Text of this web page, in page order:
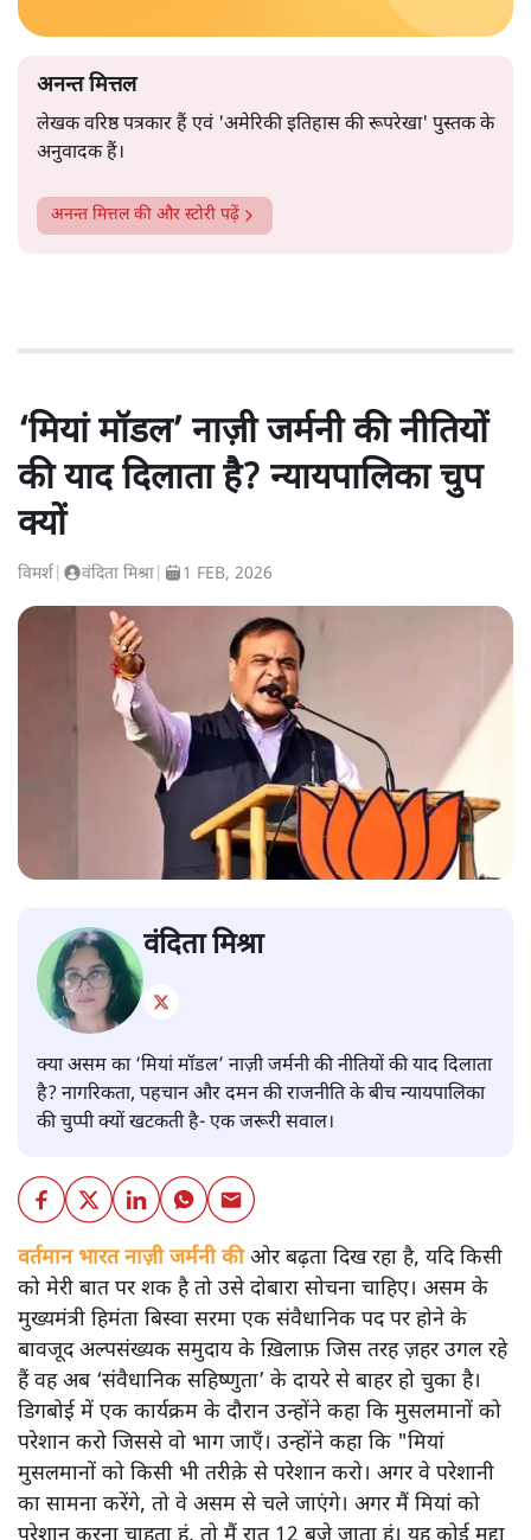
अनन्त मित्तल
लेखक वरिष्ठ पत्रकार हैं एवं 'अमेरिकी इतिहास की रूपरेखा' पुस्तक के
अनुवादक हैं।
अनन्त मित्तलकी और स्टोरी पढ़ें
‘मियां मॉडल’ नाज़ी जर्मनी की नीतियों
की याद दिलाता है? न्यायपालिका चुप
क्यों
विमर्श वंदिता मिश्रा 1 FEB, 2026
वंदिता मिश्रा
क्या असम का ‘मियां मॉडल’ नाज़ी जर्मनी की नीतियों की याद दिलाता
है? नागरिकता, पहचान और दमन की राजनीति के बीच न्यायपालिका
की चुप्पी क्यों खटकती है- एक जरूरी सवाल।
वर्तमान भारत नाज़ी जर्मनी कीओर बढ़ता दिख रहा है, यदि किसी
को मेरी बात पर शक है तो उसे दोबारा सोचना चाहिए। असम के
मुख्यमंत्री हिमंता बिस्वा सरमा एक संवैधानिक पद पर होने के
बावजूद अल्पसंख्यक समुदाय के ख़िलाफ़ जिस तरह ज़हर उगल रहे
हैं वह अब ‘संवैधानिक सहिष्णुता’ के दायरे से बाहर हो चुका है।
डिगबोई में एक कार्यक्रम के दौरान उन्होंने कहा कि मुसलमानों को
परेशान करो जिससे वो भाग जाएँ। उन्होंने कहा कि "मियां
मुसलमानों को किसी भी तरीक़े से परेशान करो। अगर वे परेशानी
का सामना करेंगे, तो वे असम से चले जाएंगे। अगर मैं मियां को